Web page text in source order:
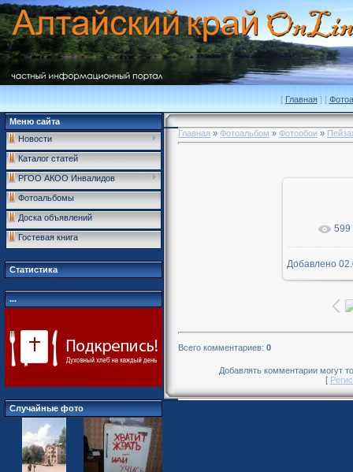
[ Главная ] [
Меню сайта
Новости
Каталог статей
РГОО АКОО Инвалидов
Фотоальбомы
Доска объявлений
Гостевая книга
Статистика
...
Случайные фото
Главная » Фотоальбом » Фотообои »
В
599
Добавлено
Всего комментариев: 0
Добавлять комментарии могут
[